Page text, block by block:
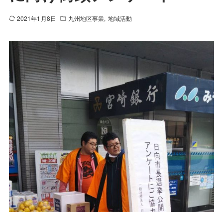
2021年1月8日 九州地区事業 地域活動